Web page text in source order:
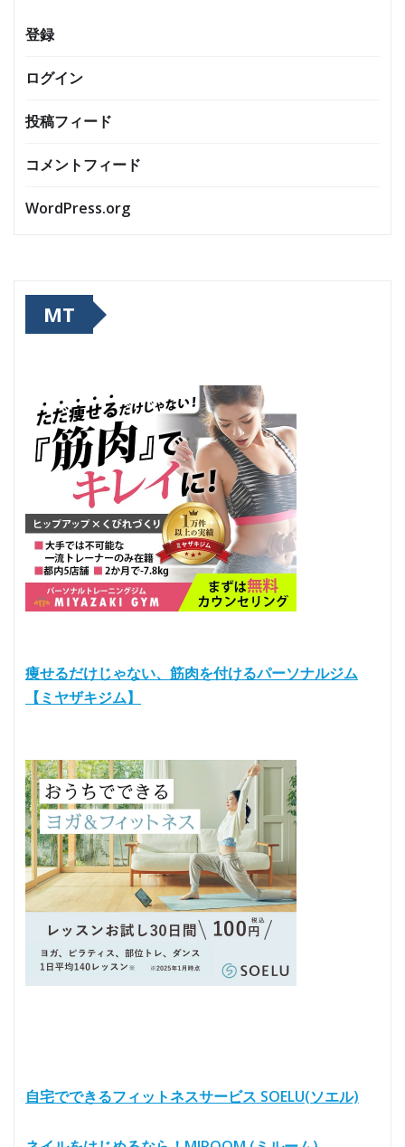
登録
ログイン
投稿フィード
コメントフィード
WordPress.org
MT
痩せるだけじゃない、筋肉を付けるパーソナルジム
【ミヤザキジム】
自宅でできるフィットネスサービス SOELU(ソエル)